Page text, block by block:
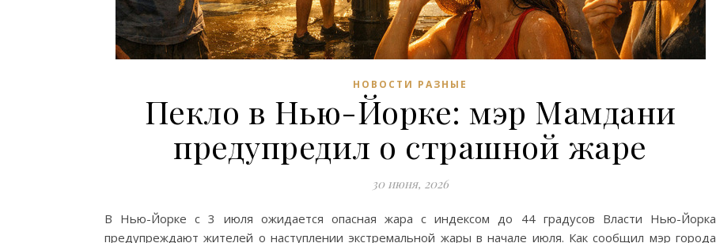
НОВОСТИ РАЗНЫЕ
Пекло в Нью-Йорке: мэр Мамдани
предупредил о страшной жаре
30 июня, 2026
В Нью-Йорке с 3 июля ожидается опасная жара с индексом до 44 градусов Власти Нью-Йорка
предупреждают жителей о наступлении экстремальной жары в начале июля. Как сообщил мэр города